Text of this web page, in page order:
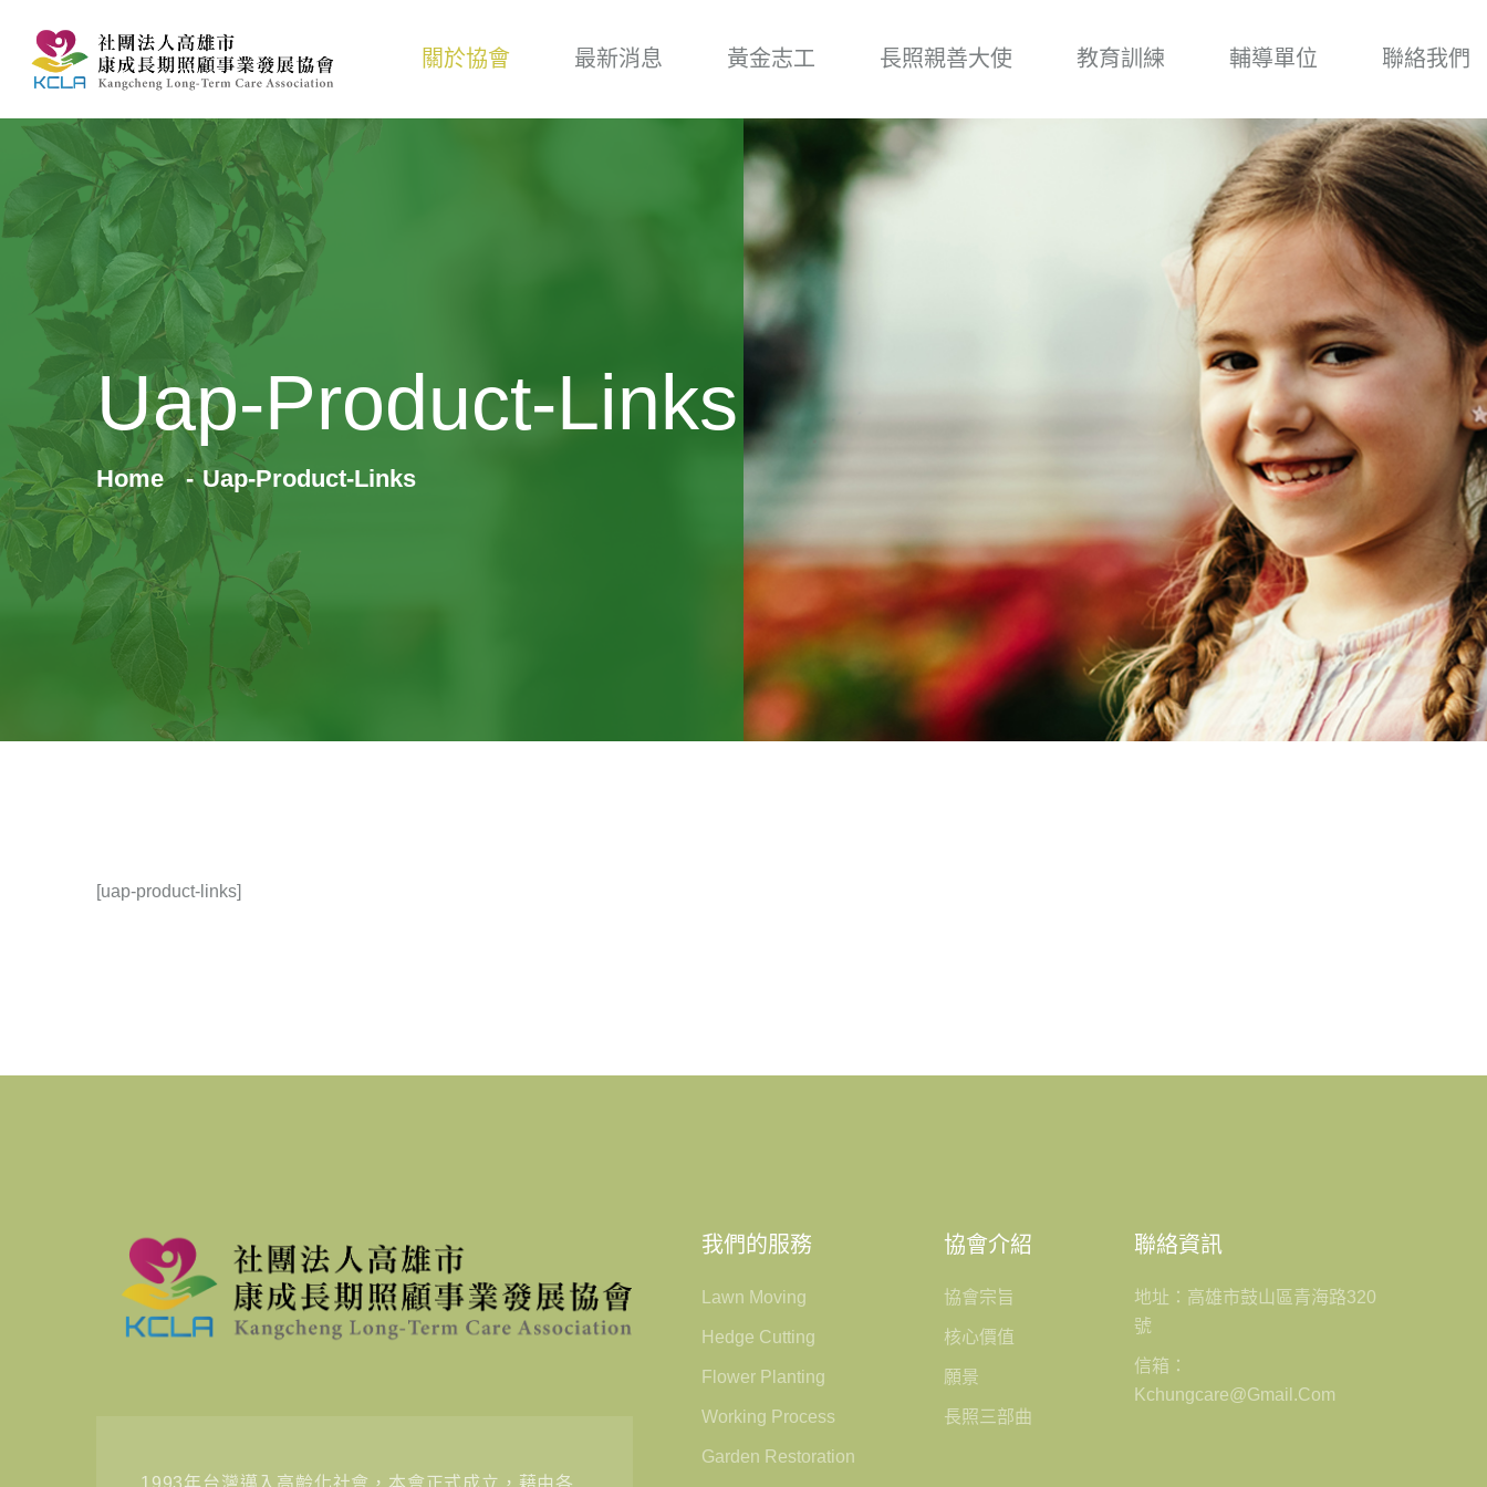
關於協會 最新消息 黃金志工 長照親善大使 教育訓練 輔導單位 聯絡我們
Uap-Product-Links
Home Uap-Product-Links
[uap-product-links]
1993年台灣邁入高齡化社會，本會正式成立，藉由各
我們的服務
Lawn Moving
Hedge Cutting
Flower Planting
Working Process
Garden Restoration
協會介紹
協會宗旨
核心價值
願景
長照三部曲
聯絡資訊
地址：高雄市鼓山區青海路320
號
信箱：
Kchungcare@gmail.com